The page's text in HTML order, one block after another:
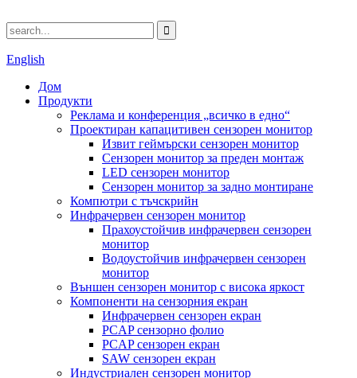
English
Дом
Продукти
Реклама и конференция „всичко в едно“
Проектиран капацитивен сензорен монитор
Извит геймърски сензорен монитор
Сензорен монитор за преден монтаж
LED сензорен монитор
Сензорен монитор за задно монтиране
Компютри с тъчскрийн
Инфрачервен сензорен монитор
Прахоустойчив инфрачервен сензорен
монитор
Водоустойчив инфрачервен сензорен
монитор
Външен сензорен монитор с висока яркост
Компоненти на сензорния екран
Инфрачервен сензорен екран
PCAP сензорно фолио
PCAP сензорен екран
SAW сензорен екран
Индустриален сензорен монитор